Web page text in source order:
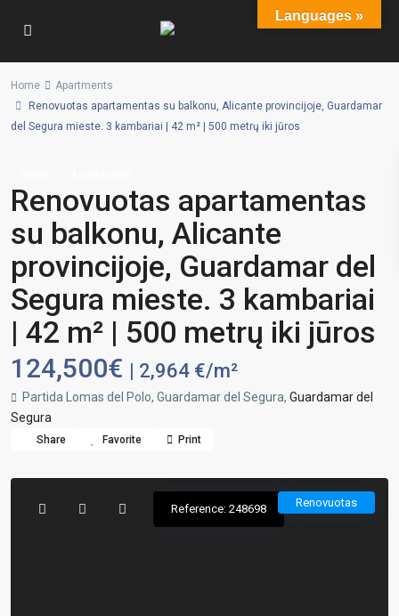
Home
Apartments
Renovuotas apartamentas su balkonu, Alicante provincijoje, Guardamar
del Segura mieste. 3 kambariai | 42 m² | 500 metrų iki jūros
Renovuotas apartamentas
su balkonu, Alicante
provincijoje, Guardamar del
Segura mieste. 3 kambariai
| 42 m² | 500 metrų iki jūros
124,500€ | 2,964 €/m²
Partida Lomas del Polo, Guardamar del Segura, Guardamar del
Segura
Share Favorite Print
Renovuotas
Reference: 248698
Languages »